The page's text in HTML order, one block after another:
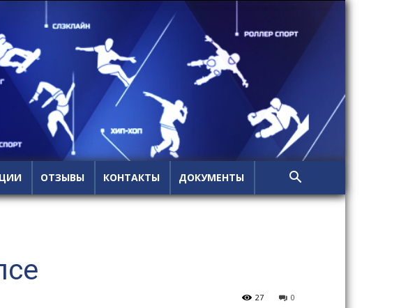
ОТЗЫВЫ КОНТАКТЫ ДОКУМЕНТЫ
0
27